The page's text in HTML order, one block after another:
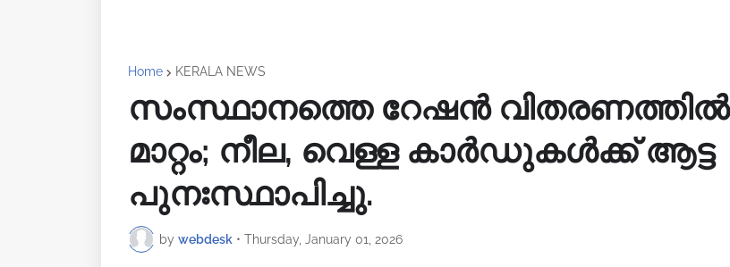
Home KERALA NEWS
സംസ്ഥാനത്തെ റേഷൻ വിതരണത്തില്‍
മാറ്റം; നീല, വെള്ള കാര്‍ഡുകള്‍ക്ക് ആട്ട
പുനഃസ്ഥാപിച്ചു.
by webdesk • Thursday, January 01, 2026